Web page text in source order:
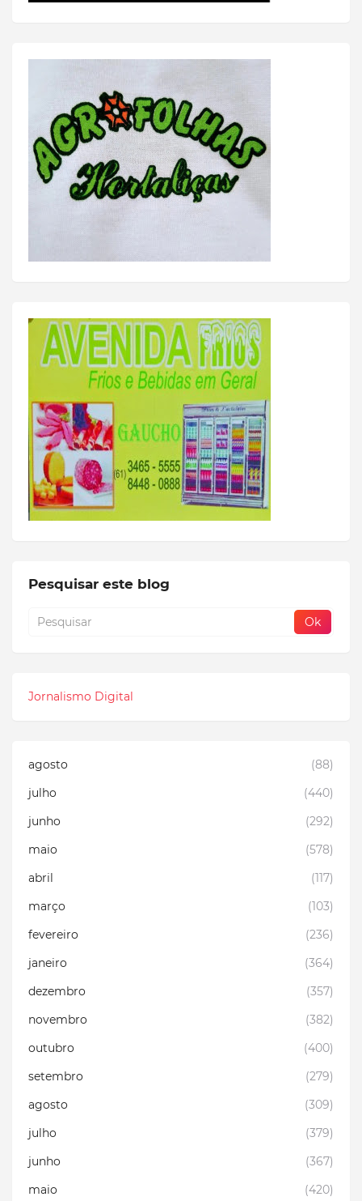
Pesquisar este blog
Jornalismo Digital
agosto
(88)
julho
(440)
junho
(292)
maio
(578)
abril
(117)
março
(103)
fevereiro
(236)
janeiro
(364)
dezembro
(357)
novembro
(382)
outubro
(400)
setembro
(279)
agosto
(309)
julho
(379)
junho
(367)
maio
(420)